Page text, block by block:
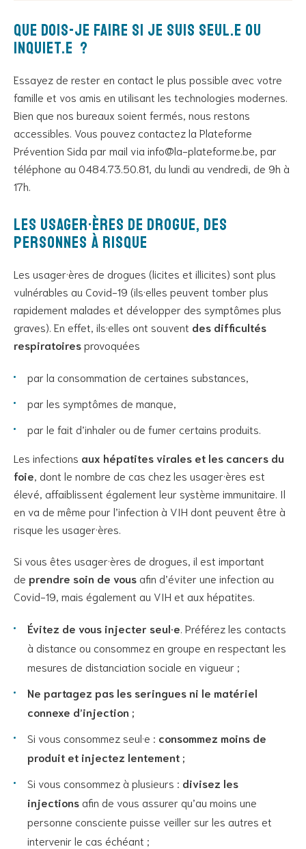
Que dois-je faire si je suis seul.e ou
inquiet.e ?
Essayez de rester en contact le plus possible avec votre
famille et vos amis en utilisant les technologies modernes.
Bien que nos bureaux soient fermés, nous restons
accessibles. Vous pouvez contactez la Plateforme
Prévention Sida par mail via info@la-plateforme.be, par
téléphone au 0484.73.50.81, du lundi au vendredi, de 9h à
17h.
Les usager·ères de drogue, des
personnes à risque
Les usager·ères de drogues (licites et illicites) sont plus
vulnérables au Covid-19 (ils·elles peuvent tomber plus
rapidement malades et développer des symptômes plus
graves). En effet, ils·elles ont souvent des difficultés
respiratoiresprovoquées
par la consommation de certaines substances,
par les symptômes de manque,
par le fait d’inhaler ou de fumer certains produits.
Les infections aux hépatites virales et les cancers du
foie, dont le nombre de cas chez les usager·ères est
élevé, affaiblissent également leur système immunitaire. Il
en va de même pour l’infection à VIH dont peuvent être à
risque les usager·ères.
Si vous êtes usager·ères de drogues, il est important
de prendre soin de vous afin d’éviter une infection au
Covid-19, mais également au VIH et aux hépatites.
Évitez de vous injecter seul·e. Préférez les contacts
à distance ou consommez en groupe en respectant les
mesures de distanciation sociale en vigueur ;
Ne partagez pas les seringues ni le matériel
connexe d’injection ;
Si vous consommez seul·e : consommez moins de
produit et injectez lentement ;
Si vous consommez à plusieurs : divisez les
injections afin de vous assurer qu’au moins une
personne consciente puisse veiller sur les autres et
intervenir le cas échéant ;